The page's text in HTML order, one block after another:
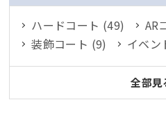
ハードコート (49)
AR
装飾コート (9)
イベン
全部見